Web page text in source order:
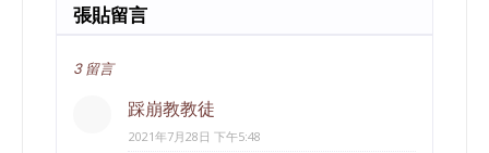
張貼留言
3 留言
踩崩教教徒
2021年7月28日 下午5:48